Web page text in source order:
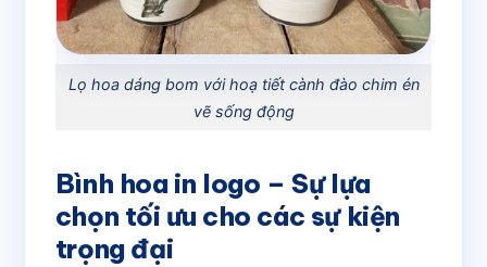
Lọ hoa dáng bom với hoạ tiết cành đào chim én
vẽ sống động
Bình hoa in logo – Sự lựa
chọn tối ưu cho các sự kiện
trọng đại